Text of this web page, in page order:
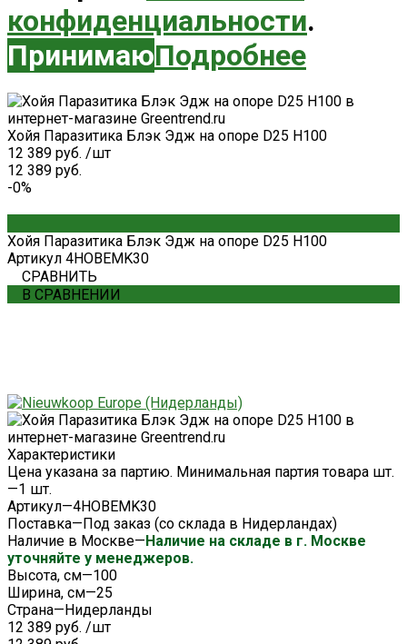
конфиденциальности.
ПринимаюПодробнее
Хойя Паразитика Блэк Эдж на опоре D25 H100
12 389 руб. /шт
12 389 руб.
-0%
Хойя Паразитика Блэк Эдж на опоре D25 H100
Артикул 4HOBEMK30
СРАВНИТЬ
В СРАВНЕНИИ
Характеристики
Цена указана за партию. Минимальная партия товара шт.
—1 шт.
Артикул—4HOBEMK30
Поставка—Под заказ (со склада в Нидерландах)
Наличие в Москве—Наличие на складе в г. Москве
уточняйте у менеджеров.
Высота, см—100
Ширина, см—25
Страна—Нидерланды
12 389 руб. /шт